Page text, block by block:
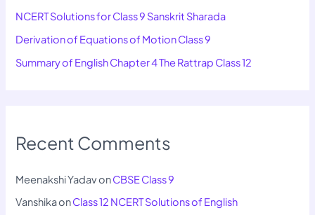
NCERT Solutions for Class 9 Sanskrit Sharada
Derivation of Equations of Motion Class 9
Summary of English Chapter 4 The Rattrap Class 12
Recent Comments
Meenakshi YadavonCBSE Class 9
VanshikaonClass 12 NCERT Solutions of English